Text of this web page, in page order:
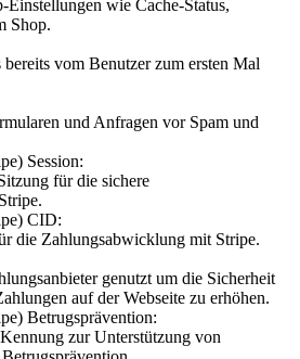
Einstellungen wie Cache-Status,
Shop.
vom Benutzer zum ersten Mal
und Anfragen vor Spam und
Session:
für die sichere
CID:
die Zahlungsabwicklung mit Stripe.
genutzt um die Sicherheit
auf der Webseite zu erhöhen.
Betrugsprävention:
zur Unterstützung von